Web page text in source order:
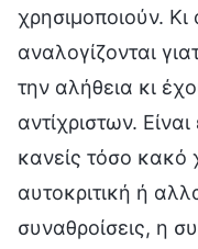
χρησιμοποιούν.
αναλογίζονται
την αλήθεια κι
αντίχριστων.
κανείς τόσο κακό
αυτοκριτική ή
συναθροίσεις, η